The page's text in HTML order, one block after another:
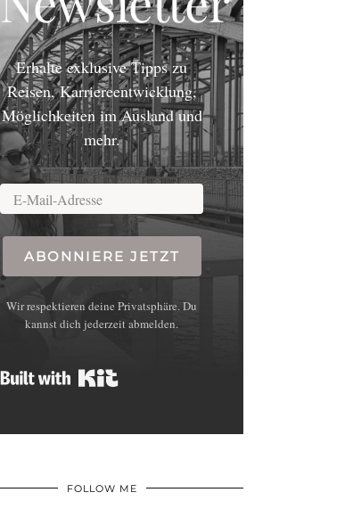
Erhalte exklusive Tipps zu
Reisen, Karriereentwicklung,
Möglichkeiten im Ausland und
mehr.
ABONNIERE JETZT
Wir respektieren deine Privatsphäre. Du
kannst dich jederzeit abmelden.
FOLLOW ME